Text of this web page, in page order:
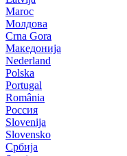
Maroc
Молдова
Crna Gora
Македонија
Nederland
Polska
Portugal
România
Россия
Slovenija
Slovensko
Србија